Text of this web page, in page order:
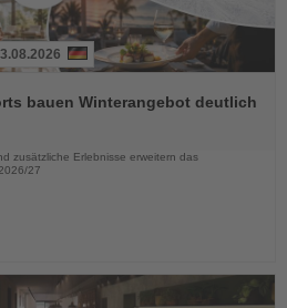
bauen Winterangebot deutlich
zusätzliche Erlebnisse erweitern das
27